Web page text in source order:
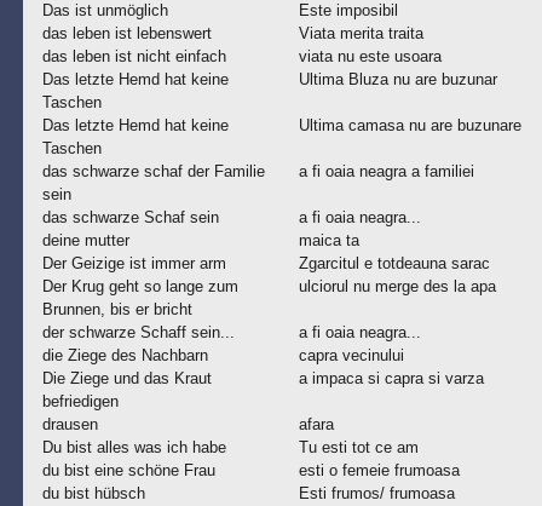
Das ist unmöglich
Este imposibil
das leben ist lebenswert
Viata merita traita
das leben ist nicht einfach
viata nu este usoara
Das letzte Hemd hat keine
Taschen
Ultima Bluza nu are buzunar
Das letzte Hemd hat keine
Taschen
Ultima camasa nu are buzunare
das schwarze schaf der Familie
sein
a fi oaia neagra a familiei
das schwarze Schaf sein
a fi oaia neagra...
deine mutter
maica ta
Der Geizige ist immer arm
Zgarcitul e totdeauna sarac
Der Krug geht so lange zum
Brunnen, bis er bricht
ulciorul nu merge des la apa
der schwarze Schaff sein...
a fi oaia neagra...
die Ziege des Nachbarn
capra vecinului
Die Ziege und das Kraut
befriedigen
a impaca si capra si varza
drausen
afara
Du bist alles was ich habe
Tu esti tot ce am
du bist eine schöne Frau
esti o femeie frumoasa
du bist hübsch
Esti frumos/ frumoasa